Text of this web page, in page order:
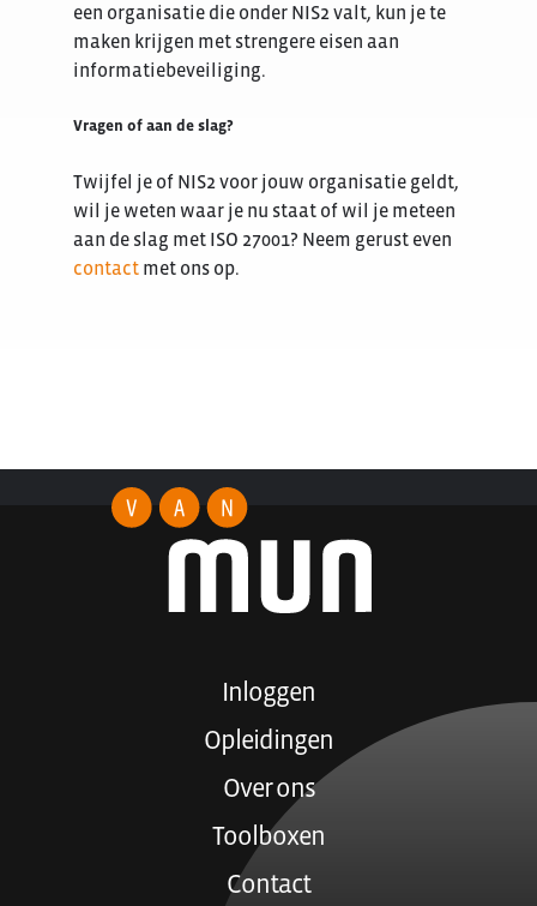
een organisatie die onder NIS2 valt, kun je te
maken krijgen met strengere eisen aan
informatiebeveiliging.
Vragen of aan de slag?
Twijfel je of NIS2 voor jouw organisatie geldt,
wil je weten waar je nu staat of wil je meteen
aan de slag met ISO 27001? Neem gerust even
contact met ons op.
Inloggen
Opleidingen
Over ons
Toolboxen
Contact